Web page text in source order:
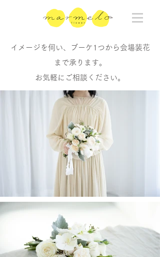
イメージを伺い、ブーケ1つから会場装花
まで承ります。
お気軽にご相談ください。